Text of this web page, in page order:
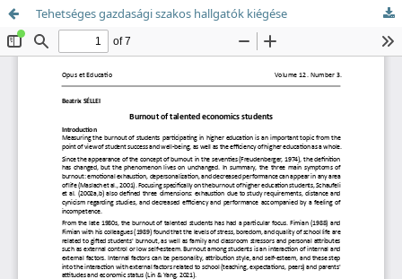
Tehetséges gazdasági szakos hallgatók kiégése